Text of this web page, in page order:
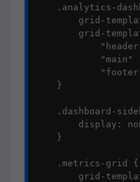
.analytics-
grid-
grid-
            "main"
    }
.dashboard-
display:
    }
    .metrics-grid {
grid-